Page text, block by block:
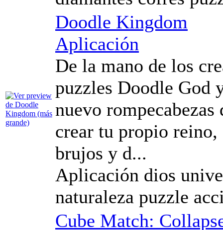
Doodle Kingdom
Aplicación
De la mano de los
puzzles Doodle God
nuevo
crear tu propio reino,
brujos y d...
Aplicación dios
naturaleza puzzle
Cube Match: